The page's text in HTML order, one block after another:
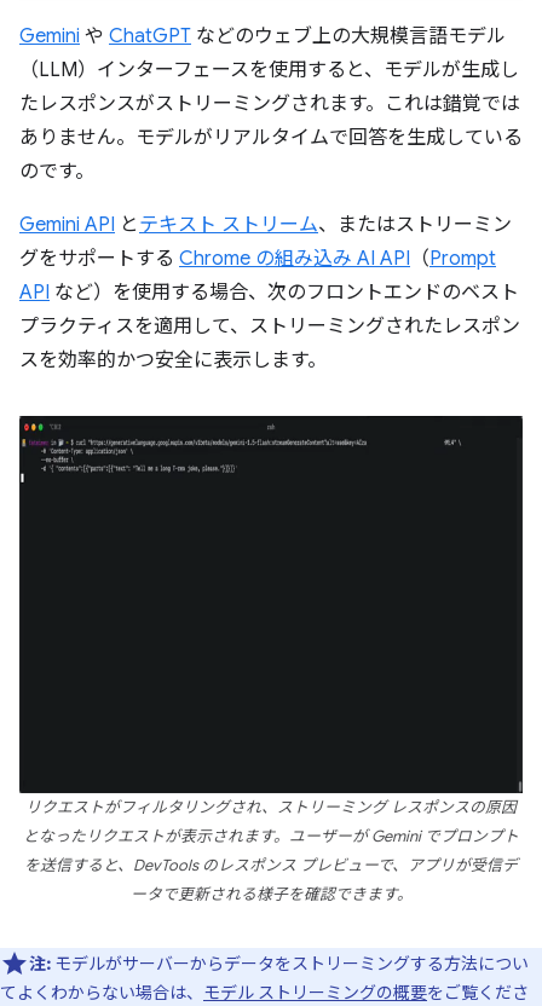
Gemini や ChatGPT などのウェブ上の大規模言語モデル
（LLM）インターフェースを使用すると、モデルが生成し
たレスポンスがストリーミングされます。これは錯覚では
ありません。モデルがリアルタイムで回答を生成している
のです。
Gemini API と テキスト ストリーム、またはストリーミン
グをサポートする Chrome の組み込み AI API （Prompt
API など）を使用する場合、次のフロントエンドのベスト
プラクティスを適用して、ストリーミングされたレスポン
スを効率的かつ安全に表示します。
リクエストがフィルタリングされ、ストリーミング レスポンスの原因
となったリクエストが表示されます。ユーザーが Gemini でプロンプト
を送信すると、DevTools のレスポンス プレビューで、アプリが受信デ
ータで更新される様子を確認できます。
注: モデルがサーバーからデータをストリーミングする方法につい
てよくわからない場合は、 モデル ストリーミングの概要をご覧くださ